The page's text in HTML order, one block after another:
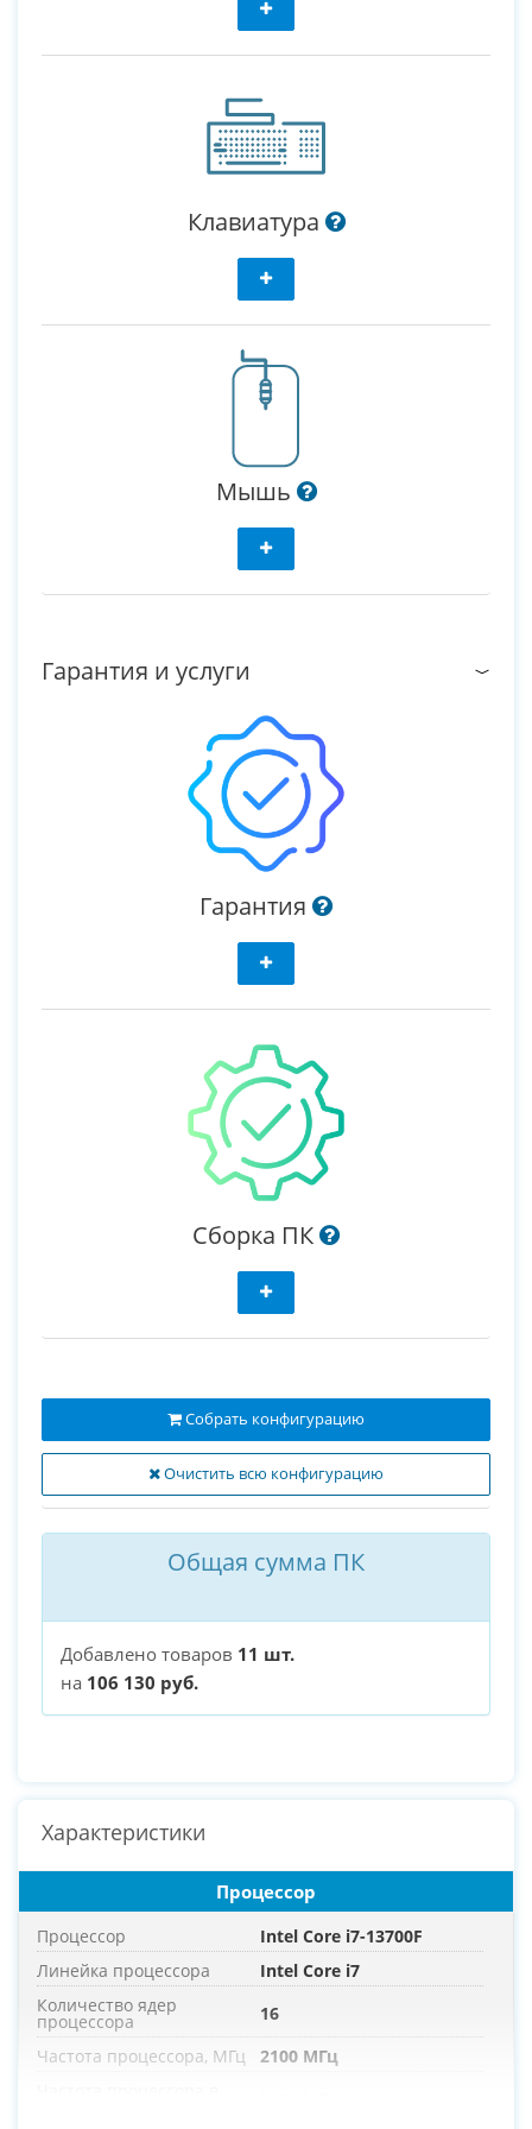
Клавиатура
Мышь
Гарантия и услуги
Гарантия
Сборка ПК
Очистить всю конфигурацию
Собрать конфигурацию
Общая сумма ПК
Добавлено товаров 11 шт.
на 106 130 руб.
Характеристики
Процессор
Процессор
Intel Core i7-13700F
Линейка процессора
Intel Core i7
Количество ядер
процессора
16
Частота процессора, МГц
2100 МГц